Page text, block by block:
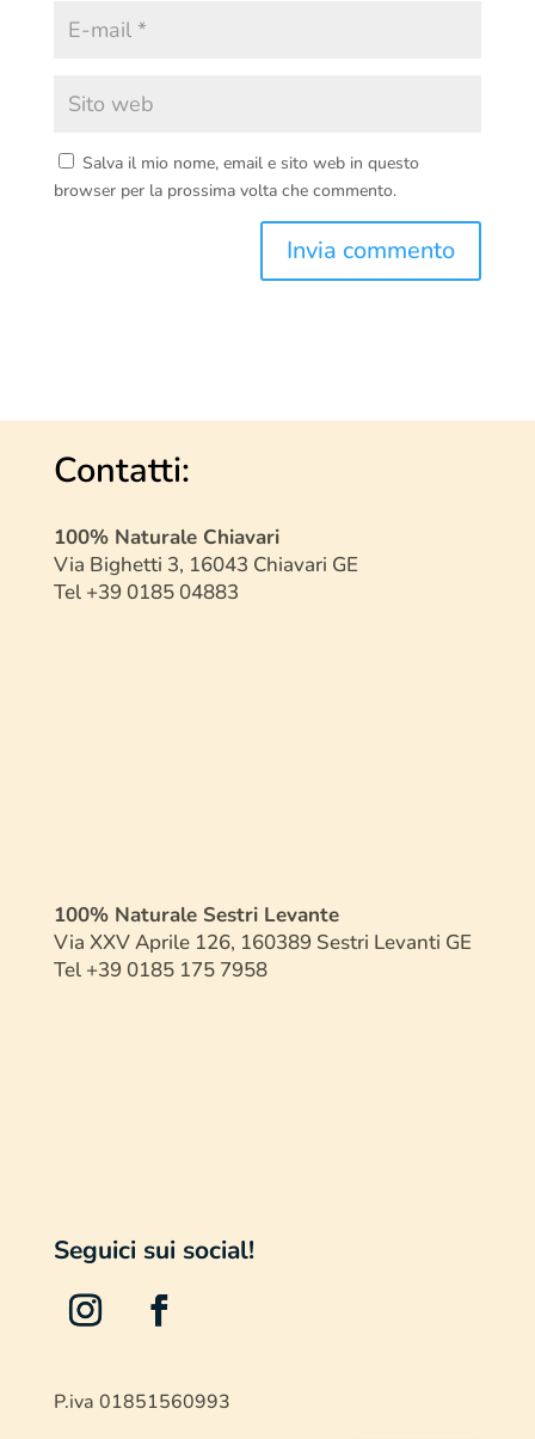
Salva il mio nome, email e sito web in questo
browser per la prossima volta che commento.
Contatti:
100% Naturale Chiavari
Via Bighetti 3, 16043 Chiavari GE
Tel +39 0185 04883
100% Naturale Sestri Levante
Via XXV Aprile 126, 160389 Sestri Levanti GE
Tel +39 0185 175 7958
Seguici sui social!
P.iva 01851560993